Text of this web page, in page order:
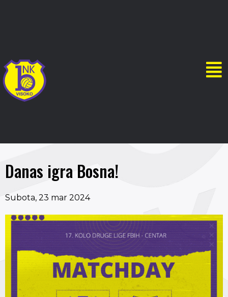
Danas igra Bosna!
Subota, 23 mar 2024